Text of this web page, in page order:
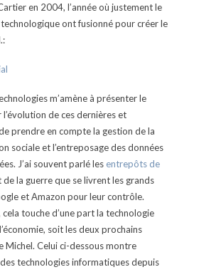
en 2004, l’année où justement le
ont fusionné pour créer le
m’amène à présenter le
l’évolution de ces dernières et
prendre en compte la gestion de la
sociale et l’entreposage des données
J’ai souvent parlé les entrepôts de
de la guerre que se livrent les grands
et Amazon pour leur contrôle.
cela touche d’une part la technologie
soit les deux prochains
Michel. Celui ci-dessous montre
technologies informatiques depuis